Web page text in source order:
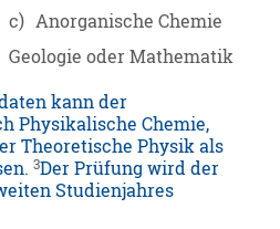
c) Anorganische Chemie
Geologie oder Mathematik
kann der
Physikalische Chemie,
Theoretische Physik als
3Der Prüfung wird der
Studienjahres